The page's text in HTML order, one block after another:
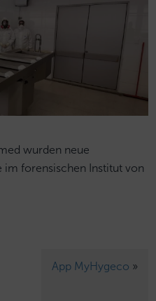
wurden neue
im forensischen Institut von
App MyHygeco »